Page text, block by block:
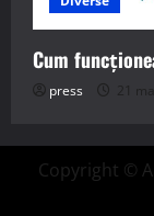
Cum
press 21
Copyright ©